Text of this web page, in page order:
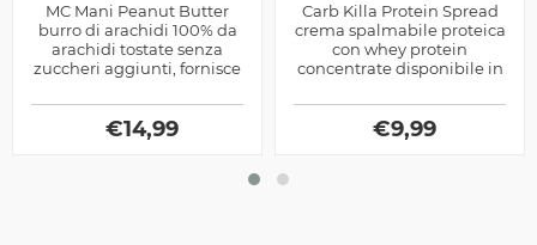
MC Mani Peanut Butter
burro di arachidi 100% da
arachidi tostate senza
zuccheri aggiunti, fornisce
ai tuoi spuntini quotidiani
€14,99
Carb Killa Protein Spread
crema spalmabile proteica
con whey protein
concentrate disponibile in
come supporto per gli
spuntini...
€9,99